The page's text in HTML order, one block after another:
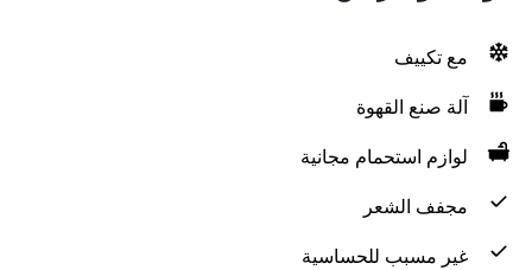
مع تكييف
آلة صنع القهوة
لوازم استحمام مجانية
مجفف الشعر
غير مسبب للحساسية